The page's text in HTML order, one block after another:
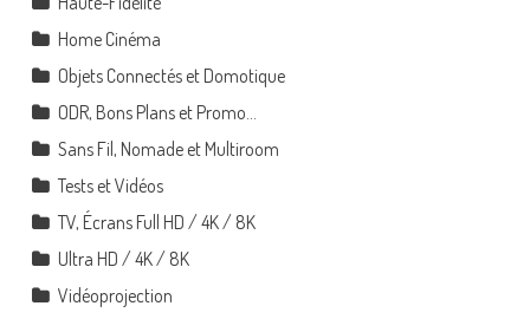
Home Cinéma
Objets Connectés et Domotique
ODR, Bons Plans et Promo…
Sans Fil, Nomade et Multiroom
Tests et Vidéos
TV, Écrans Full HD / 4K / 8K
Ultra HD / 4K / 8K
Vidéoprojection